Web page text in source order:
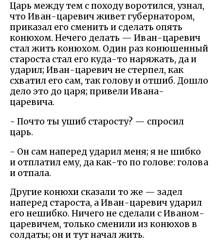
Царь между тем с походу воротился, узнал,
что Иван-царевич живет губернатором,
приказал его сменить и сделать опять
конюхом. Нечего делать — Иван-царевич
стал жить конюхом. Один раз конюшенный
староста стал его куда-то наряжать, да и
ударил; Иван-царевич не стерпел, как
схватил его сам, так голову и отшиб. Дошло
дело это до царя; привели Ивана-
царевича.
- Почто ты ушиб старосту? — спросил
царь.
- Он сам наперед ударил меня; я не шибко
и отплатил ему, да как-то по голове: голова
и отпала.
Другие конюхи сказали то же — задел
наперед староста, а Иван-царевич ударил
его нешибко. Ничего не сделали с Иваном-
царевичем, только сменили из конюхов в
солдаты; он и тут начал жить.